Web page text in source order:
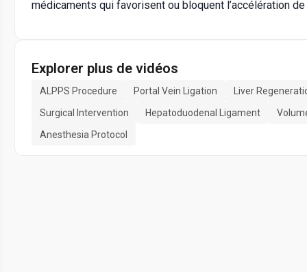
médicaments qui favorisent ou bloquent l’accélération
Explorer plus de vidéos
ALPPS Procedure Portal Vein Ligation
Liver
Surgical Intervention
Hepatoduodenal Ligament
Anesthesia Protocol